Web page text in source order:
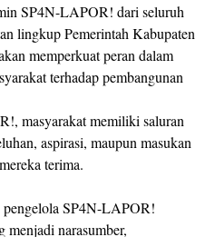
SP4N-LAPOR! dari seluruh
lingkup Pemerintah Kabupaten
memperkuat peran dalam
terhadap pembangunan
masyarakat memiliki saluran
aspirasi, maupun masukan
terima.
SP4N-LAPOR!
menjadi narasumber,